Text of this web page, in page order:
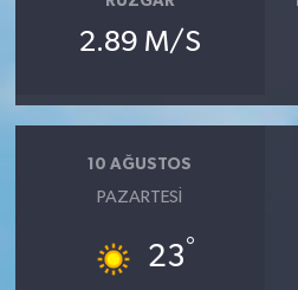
2.89 M/S
10 AĞUSTOS
PAZARTESI
23°